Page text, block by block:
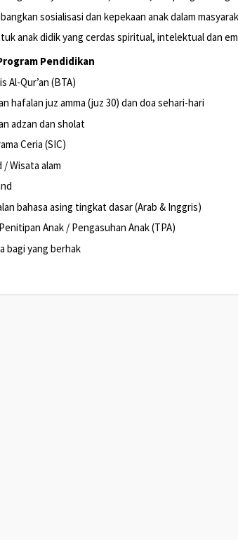
sosialisasi dan kepekaan anak dalam
anak didik yang cerdas spiritual, intelektual dan
Pendidikan
Al-Qur’an (BTA)
hafalan juz amma (juz 30) dan doa sehari-hari
adzan dan sholat
Ceria (SIC)
Wisata alam
bahasa asing tingkat dasar (Arab & Inggris)
Anak / Pengasuhan Anak (TPA)
bagi yang berhak